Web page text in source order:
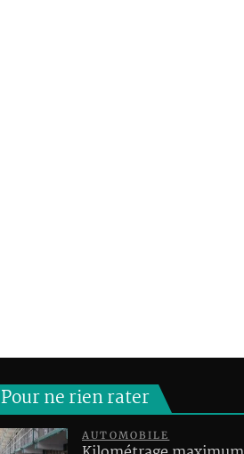
Pour ne rien rater
AUTOMOBILE